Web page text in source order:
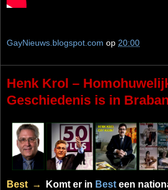
GayNieuws.blogspot.com op 20:00
Henk Krol –
Geschiedenis is in
Best → Komt er in Best een